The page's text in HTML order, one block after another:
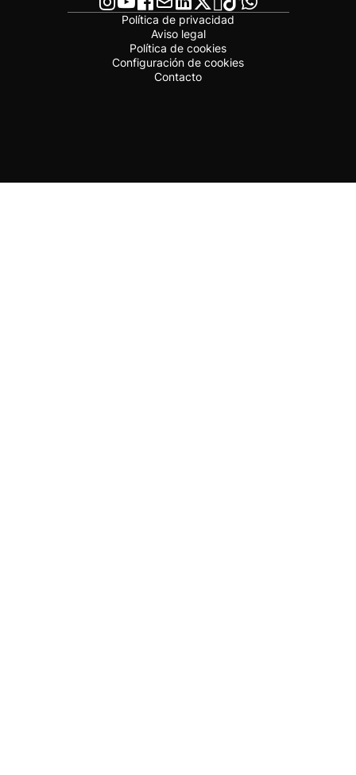
Política de privacidad
Aviso legal
Política de cookies
Configuración de cookies
Contacto